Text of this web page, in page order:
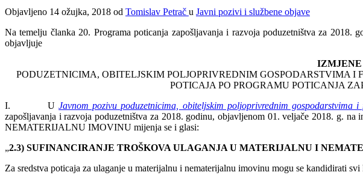
Objavljeno 14 ožujka, 2018 od Tomislav Petrač u Javni pozivi i službene objave
Na temelju članka 20. Programa poticanja zapošljavanja i razvoja poduzetništva za 2018.
objavljuje
IZMJENE
PODUZETNICIMA, OBITELJSKIM POLJOPRIVREDNIM GOSPODARSTVIMA
POTICAJA PO PROGRAMU POTICANJA
I. UJavnom pozivu poduzetnicima, obiteljskim poljoprivrednim
zapošljavanja i razvoja poduzetništva za 2018. godinu, objavljenom 01. veljače 2018.
NEMATERIJALNU IMOVINU mijenja se i glasi:
„2.3) SUFINANCIRANJE TROŠKOVA ULAGANJA U MATERIJALNU I
Za sredstva poticaja za ulaganje u materijalnu i nematerijalnu imovinu mogu se kandidirati